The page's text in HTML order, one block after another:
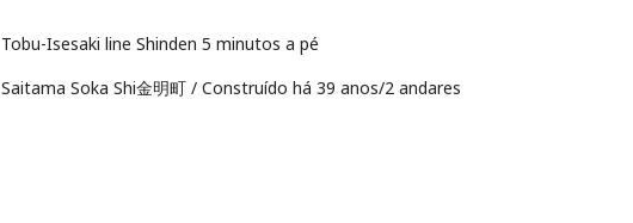
Saitama Soka Shi金明町 / Construído há 39 anos/2 andares